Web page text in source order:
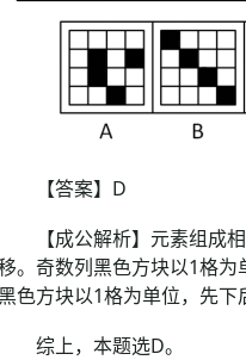
答案】D
成公解析】元素组成相
。奇数列黑色方块以1格
色方块以1格为单位，先下
上，本题选D。